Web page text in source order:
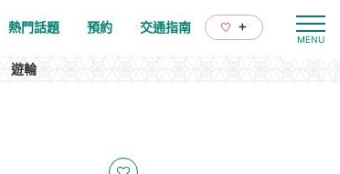
熱門話題 預約 交通指南 +
遊輪